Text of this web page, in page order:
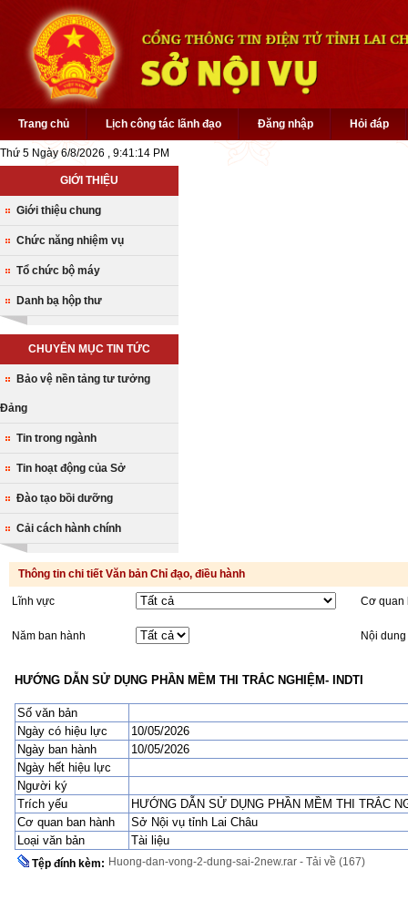
Trang chủ Lịch công tác lãnh đạo Đăng nhập Hỏi đáp
Thứ 5 Ngày 6/8/2026 , 9:41:15 PM
GIỚI THIỆU
Giới thiệu chung
Chức năng nhiệm vụ
Tổ chức bộ máy
Danh bạ hộp thư
CHUYÊN MỤC TIN TỨC
Bảo vệ nền tảng tư tưởng
Đảng
Tin trong ngành
Tin hoạt động của Sở
Đào tạo bồi dưỡng
Cải cách hành chính
Thông tin chi tiết Văn bản Chỉ đạo, điều hành
Lĩnh vực Cơ quan
Năm ban hành Nội dung
HƯỚNG DẪN SỬ DỤNG PHẦN MỀM THI TRẮC NGHIỆM- INDTI
Số văn bản
Ngày có hiệu lực
10/05/2026
Ngày ban hành
10/05/2026
Ngày hết hiệu lực
Người ký
Trích yếu
HƯỚNG DẪN SỬ DỤNG PHẦN MỀM THI TRẮC
Cơ quan ban hành
Sở Nội vụ tỉnh Lai Châu
Loại văn bản
Tài liệu
Tệp đính kèm: Huong-dan-vong-2-dung-sai-2new.rar - Tải về (167)